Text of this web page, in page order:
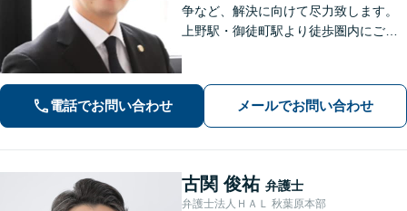
争など、解決に向けて尽力致します。
上野駅・御徒町駅より徒歩圏内にござ
電話でお問い合わせ メールでお問い合わせ
古関 俊祐 弁護士
弁護士法人ＨＡＬ 秋葉原本部